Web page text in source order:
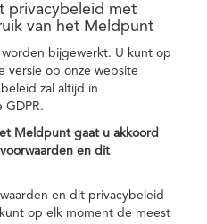
privacybeleid met
van het Meldpunt
bijgewerkt. U kunt op
versie op onze website
zal altijd in
GDPR.
Meldpunt gaat u akkoord
en dit
en dit privacybeleid
op elk moment de meest